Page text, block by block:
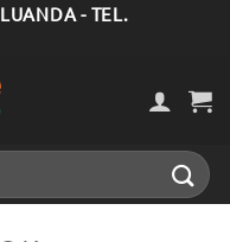
- TEL.